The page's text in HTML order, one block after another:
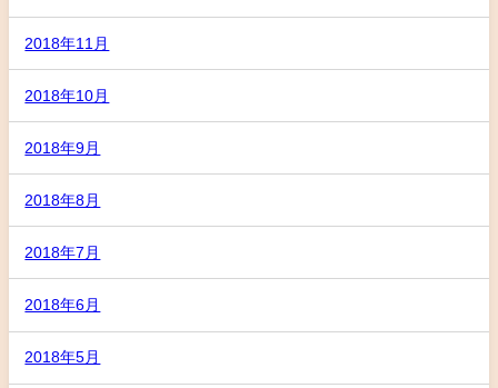
2018年11月
2018年10月
2018年9月
2018年8月
2018年7月
2018年6月
2018年5月